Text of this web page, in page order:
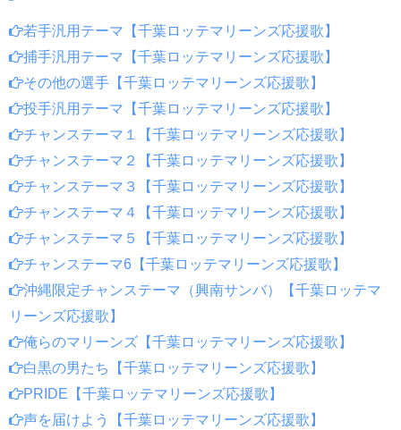
若手汎用テーマ【千葉ロッテマリーンズ応援歌】
捕手汎用テーマ【千葉ロッテマリーンズ応援歌】
その他の選手【千葉ロッテマリーンズ応援歌】
投手汎用テーマ【千葉ロッテマリーンズ応援歌】
チャンステーマ１【千葉ロッテマリーンズ応援歌】
チャンステーマ２【千葉ロッテマリーンズ応援歌】
チャンステーマ３【千葉ロッテマリーンズ応援歌】
チャンステーマ４【千葉ロッテマリーンズ応援歌】
チャンステーマ５【千葉ロッテマリーンズ応援歌】
チャンステーマ6【千葉ロッテマリーンズ応援歌】
沖縄限定チャンステーマ（興南サンバ）【千葉ロッテマ
リーンズ応援歌】
俺らのマリーンズ【千葉ロッテマリーンズ応援歌】
白黒の男たち【千葉ロッテマリーンズ応援歌】
PRIDE【千葉ロッテマリーンズ応援歌】
声を届けよう【千葉ロッテマリーンズ応援歌】